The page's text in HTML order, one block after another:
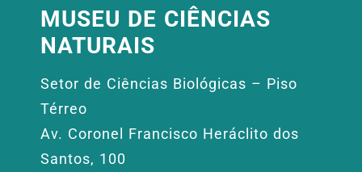
MUSEU DE CIÊNCIAS
NATURAIS
Setor de Ciências Biológicas – Piso
Térreo
Av. Coronel Francisco Heráclito dos
Santos, 100